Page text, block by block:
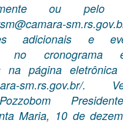
ou pelo
adicionais e
no cronograma
na página eletrônica
sm.rs.gov.br/.
Maria, 10 de